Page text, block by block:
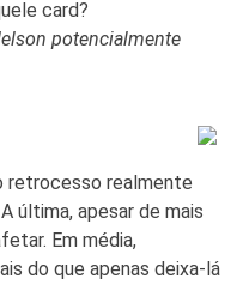
card?
potencialmente
retrocesso realmente
última, apesar de mais
Em média,
do que apenas deixa-lá